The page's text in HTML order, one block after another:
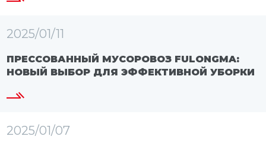
2025/01/11
ПРЕССОВАННЫЙ МУСОРОВОЗ FULONGMA:
НОВЫЙ ВЫБОР ДЛЯ ЭФФЕКТИВНОЙ УБОРКИ
2025/01/07